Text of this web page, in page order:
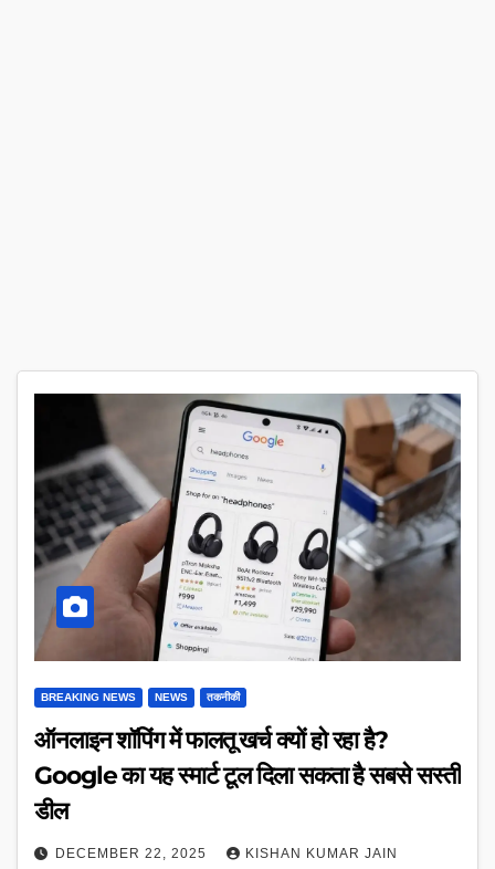
BREAKING NEWS NEWS तकनीकी
ऑनलाइन शॉपिंग में फालतू खर्च क्यों हो रहा है?
Google का यह स्मार्ट टूल दिला सकता है सबसे सस्ती
डील
DECEMBER 22, 2025 KISHAN KUMAR JAIN